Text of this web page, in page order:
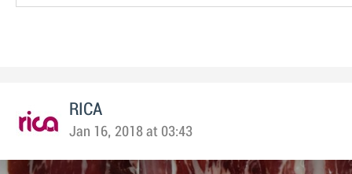
RICA
Jan 16, 2018 at 03:43